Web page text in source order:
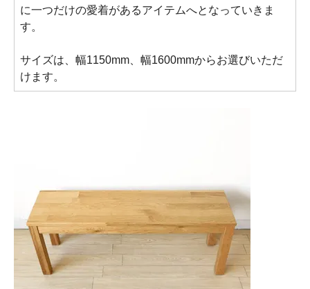
に一つだけの愛着があるアイテムへとなっていきま
す。
サイズは、幅1150mm、幅1600mmからお選びいただ
けます。